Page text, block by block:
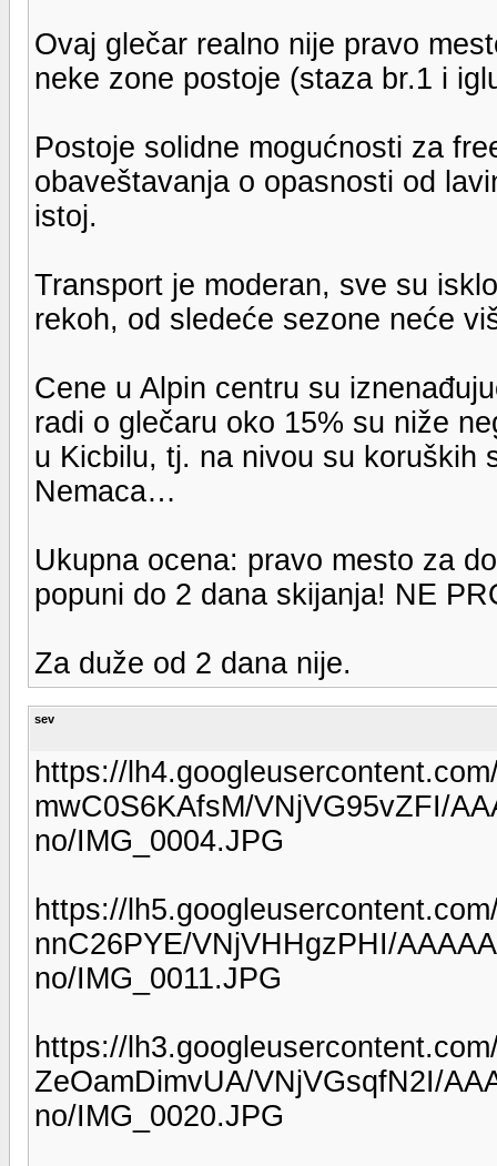
Ovaj glečar realno nije pravo
neke zone postoje (staza br.1 i
Postoje solidne mogućnosti za
obaveštavanja o opasnosti od
istoj.
Transport je moderan, sve su
rekoh, od sledeće sezone neće
Cene u Alpin centru su
radi o glečaru oko 15% su niže
u Kicbilu, tj. na nivou su koruških
Nemaca…
Ukupna ocena: pravo mesto za
popuni do 2 dana skijanja! NE
Za duže od 2 dana nije.
sev
https://
mwC0S6KAfsM/VNjVG95vZFI/
no/IMG_0004.JPG
https://
nnC26PYE/VNjVHHgzPHI/
no/IMG_0011.JPG
https://
ZeOamDimvUA/VNjVGsqfN2I/
no/IMG_0020.JPG